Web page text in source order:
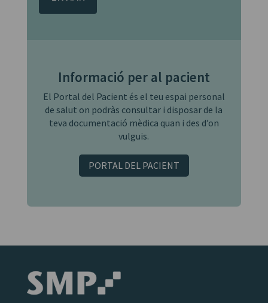
privacitat.
Informació per al pacient
El Portal del Pacient és el teu espai personal
de salut on podràs consultar i disposar de la
teva documentació mèdica quan i des d’on
vulguis.
PORTAL DEL PACIENT